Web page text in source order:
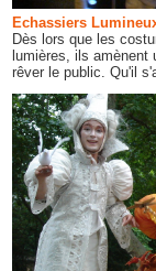
Echassiers
Dès lors que les
lumières, ils amènent
rêver le public. Qu'il